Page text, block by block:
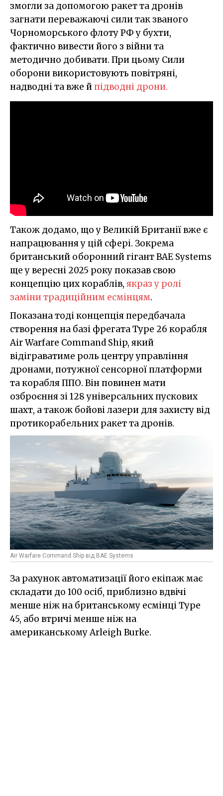
змогли за допомогою ракет та дронів
загнати переважаючі сили так званого
Чорноморського флоту РФ у бухти,
фактично вивести його з війни та
методично добивати. При цьому Сили
оборони використовують повітряні,
надводні та вже йпідводні дрони.
Також додамо, що у Великій Британії вже є
напрацювання у цій сфері. Зокрема
британський оборонний гігант BAE Systems
ще у вересні 2025 року показав свою
концепцію цих кораблів, якраз у ролі
заміни традиційним есмінцям.
Показана тоді концепція передбачала
створення на базі фрегата Type 26 корабля
Air Warfare Command Ship, який
відіграватиме роль центру управління
дронами, потужної сенсорної платформи
та корабля ППО. Він повинен мати
озброєння зі 128 універсальних пускових
шахт, а також бойові лазери для захисту від
протикорабельних ракет та дронів.
Air Warfare Command Ship від BAE Systems
За рахунок автоматизації його екіпаж має
складати до 100 осіб, приблизно вдвічі
менше ніж на британському есмінці Type
45, або втричі менше ніж на
американському Arleigh Burke.